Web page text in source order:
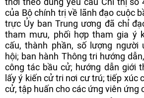
của Bộ chính trị về lãnh đạo cuộc
trực Ủy ban Trung ương đã chỉ
tham mưu, phối hợp tham gia ý
cấu, thành phần, số lượng người
hội; ban hành Thông tri hướng
công tác bầu cử; hướng dẫn giới
lấy ý kiến cử tri nơi cư trú; tiếp xúc
cử, tập huấn cho các ứng viên ứng